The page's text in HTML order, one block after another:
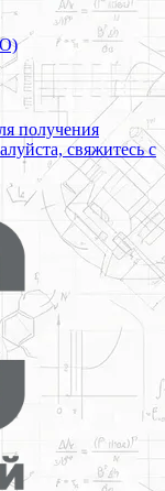
получения
свяжитесь с